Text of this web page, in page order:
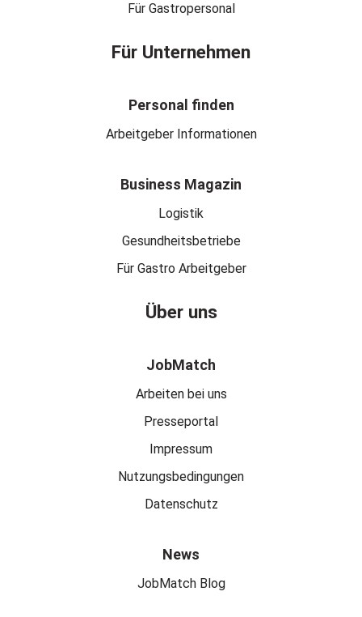
Für Gastropersonal
Für Unternehmen
Personal finden
Arbeitgeber Informationen
Business Magazin
Logistik
Gesundheitsbetriebe
Für Gastro Arbeitgeber
Über uns
JobMatch
Arbeiten bei uns
Presseportal
Impressum
Nutzungsbedingungen
Datenschutz
News
JobMatch Blog